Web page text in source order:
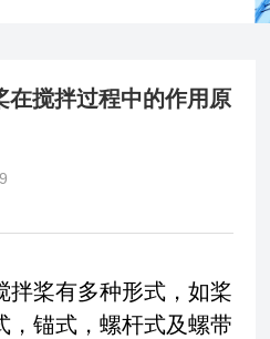
在搅拌过程中的作用原
拌桨有多种形式，如桨
，锚式，螺杆式及螺带